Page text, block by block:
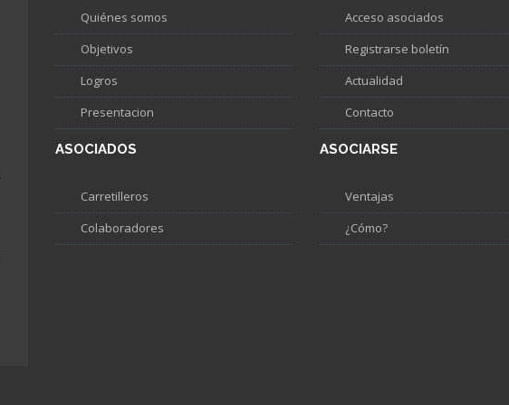
Quiénes somos
Objetivos
Logros
Presentacion
ASOCIADOS
Carretilleros
Colaboradores
Acceso asociados
Registrarse boletín
Actualidad
Contacto
ASOCIARSE
Ventajas
¿Cómo?